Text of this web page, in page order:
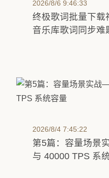
2026/8/6 9:46:33
终极歌词批量下载
音乐库歌词同步难
2026/8/4 7:45:22
第5篇：容量场景
与 40000 TPS 系